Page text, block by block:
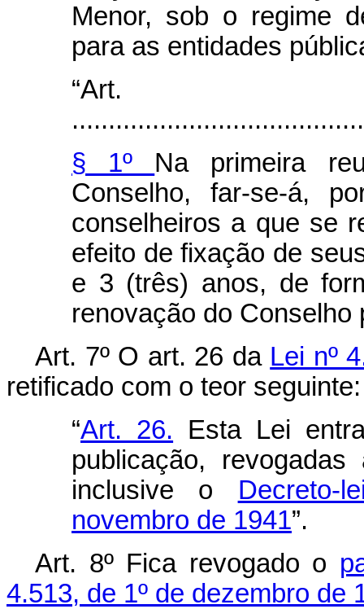
Menor, sob o regime
para as entidades
§ 1º Na primeira
Conselho, far-se-á,
conselheiros a que se
efeito de fixação de
e 3 (três) anos, de
renovação do Conselho
Art. 7º O art. 26 da Lei nº
retificado com o teor seguinte:
“Art. 26. Esta Lei
publicação,
inclusive o
novembro de 1941”.
Art. 8º Fica revogado o
4.513, de 1º de dezembro de